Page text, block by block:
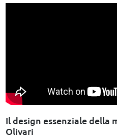
Il design essenziale della
Olivari